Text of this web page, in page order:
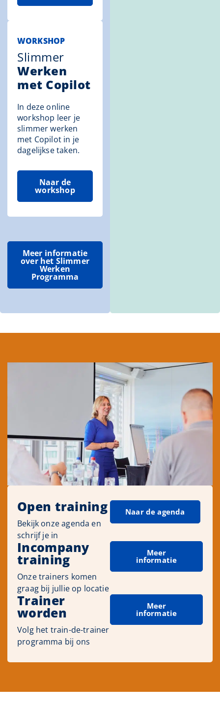
WORKSHOP
Slimmer
Werken
met Copilot
In deze online
workshop leer je
slimmer werken
met Copilot in je
dagelijkse taken.
Naar de
workshop
Meer informatie
over het Slimmer
Werken
Programma
Open training
Bekijk onze agenda en
schrijf je in
Naar de agenda
Incompany
training
Onze trainers komen
graag bij jullie op locatie
Meer
informatie
Trainer
worden
Volg het train-de-trainer
programma bij ons
Meer
informatie